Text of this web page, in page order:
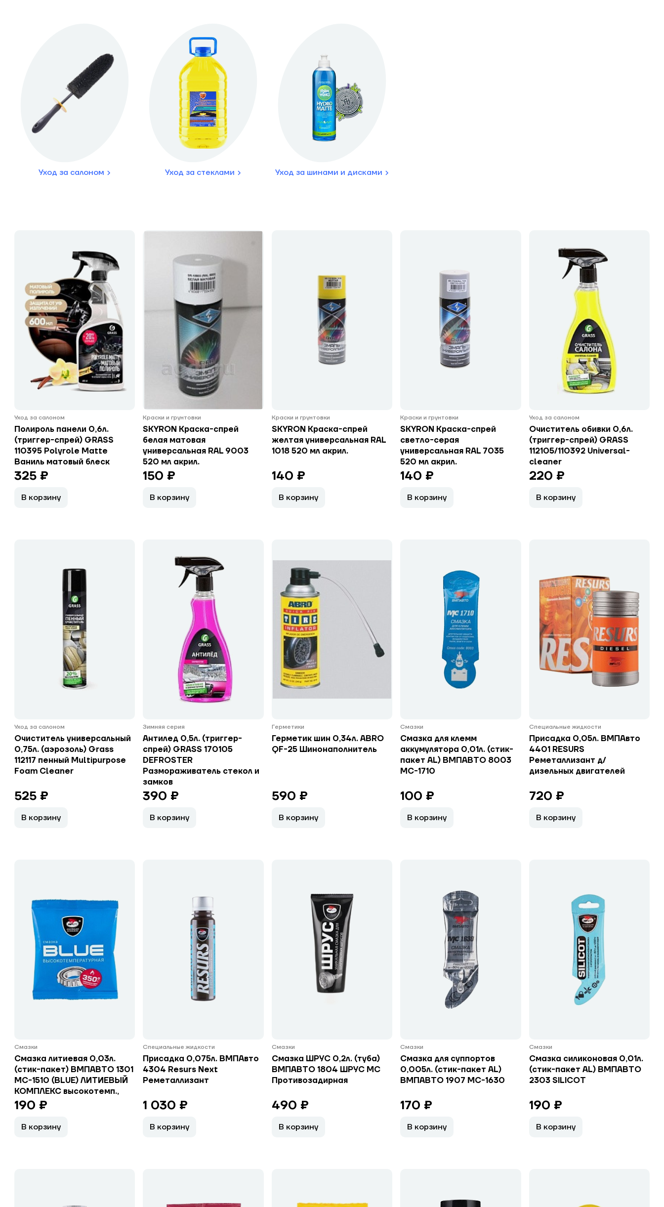
Уход за салоном Уход за стеклами Уход за шинами и дисками
Уход за салоном
Полироль панели 0,6л.
(триггер-спрей) GRASS
110395 Polyrole Matte
Ваниль матовый блеск
325 ₽
В корзину
Краски и грунтовки
SKYRON Краска-спрей
белая матовая
универсальная RAL 9003
520 мл акрил.
150 ₽
В корзину
Краски и грунтовки
SKYRON Краска-спрей
желтая универсальная RAL
1018 520 мл акрил.
140 ₽
В корзину
Краски и грунтовки
SKYRON Краска-спрей
светло-серая
универсальная RAL 7035
520 мл акрил.
140 ₽
В корзину
Уход за салоном
Очиститель обивки 0,6л.
(триггер-спрей) GRASS
112105/110392 Universal-
cleaner
220 ₽
В корзину
Уход за салоном
Очиститель универсальный
0,75л. (аэрозоль) Grass
112117 пенный Multipurpose
Foam Cleaner
525 ₽
В корзину
Зимняя серия
Антилед 0,5л. (триггер-
спрей) GRASS 170105
DEFROSTER
Размораживатель стекол и
замков
390 ₽
В корзину
Герметики
Герметик шин 0,34л. ABRO
QF-25 Шинонаполнитель
590 ₽
В корзину
Смазки
Смазка для клемм
аккумулятора 0,01л. (стик-
пакет AL) ВМПАВТО 8003
МС-1710
100 ₽
В корзину
Специальные жидкости
Присадка 0,05л. ВМПАвто
4401 RESURS
Реметаллизант д/
дизельных двигателей
720 ₽
В корзину
Смазки
Смазка литиевая 0,03л.
(стик-пакет) ВМПАВТО 1301
МС-1510 (BLUE) ЛИТИЕВЫЙ
КОМПЛЕКС высокотемп.,
190 ₽
В корзину
Специальные жидкости
Присадка 0,075л. ВМПАвто
4304 Resurs Next
Реметаллизант
1 030 ₽
В корзину
Смазки
Смазка ШРУС 0,2л. (туба)
ВМПАВТО 1804 ШРУС МС
Противозадирная
490 ₽
В корзину
Смазки
Смазка для суппортов
0,005л. (стик-пакет AL)
ВМПАВТО 1907 МС-1630
170 ₽
В корзину
Смазки
Смазка силиконовая 0,01л.
(стик-пакет AL) ВМПАВТО
2303 SILICOT
190 ₽
В корзину